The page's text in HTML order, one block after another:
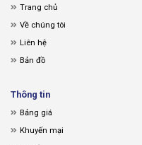
Trang chủ
Về chúng tôi
Liên hệ
Bản đồ
Thông tin
Bảng giá
Khuyến mại